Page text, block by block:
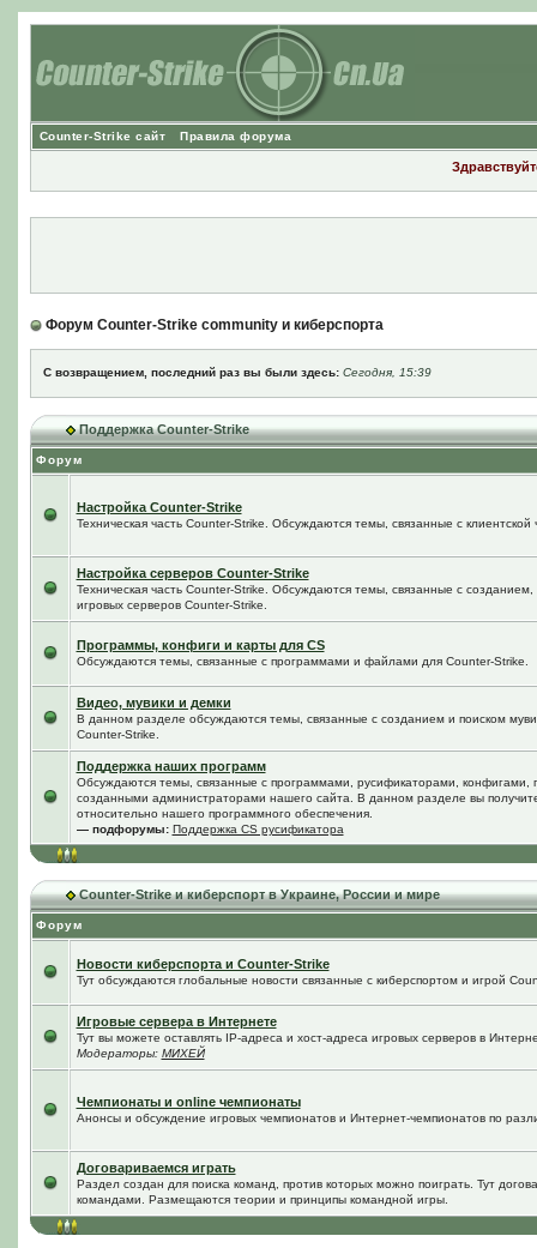
Counter-Strike сайт Правила форума
Форум Counter-Strike community и киберспорта
С возвращением, последний раз вы были здесь: Сегодня, 15:39
Поддержка Counter-Strike
Форум
Настройка Counter-Strike
Техническая часть Counter-Strike. Обсуждаются темы, связанные с клиентской
Настройка серверов Counter-Strike
Техническая часть Counter-Strike. Обсуждаются темы, связанные с
игровых серверов Counter-Strike.
Программы, конфиги и карты для CS
Обсуждаются темы, связанные с программами и файлами для Counter-Strike.
Видео, мувики и демки
В данном разделе обсуждаются темы, связанные с созданием и поиском
Counter-Strike.
Поддержка наших программ
Обсуждаются темы, связанные с программами, русификаторами, конфигами,
созданными администраторами нашего сайта. В данном разделе вы
относительно нашего программного обеспечения.
— подфорумы: Поддержка CS русификатора
Counter-Strike и киберспорт в Украине, России и мире
Форум
Новости киберспорта и Counter-Strike
Тут обсуждаются глобальные новости связанные с киберспортом и игрой
Игровые сервера в Интернете
Тут вы можете оставлять IP-адреса и хост-адреса игровых серверов в
Модераторы: МИХЕЙ
Чемпионаты и online чемпионаты
Анонсы и обсуждение игровых чемпионатов и Интернет-чемпионатов по
Договариваемся играть
Раздел создан для поиска команд, против которых можно поиграть. Тут
командами. Размещаются теории и принципы командной игры.